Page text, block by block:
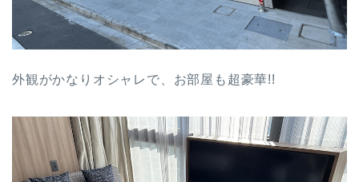
外観がかなりオシャレで、お部屋も超豪華!!